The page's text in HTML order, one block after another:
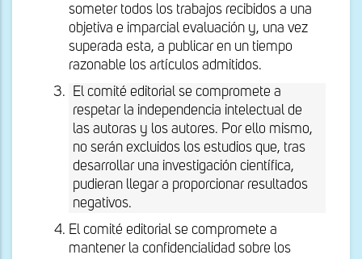
someter todos los trabajos recibidos a una
objetiva e imparcial evaluación y, una vez
superada esta, a publicar en un tiempo
razonable los artículos admitidos.
El comité editorial se compromete a
respetar la independencia intelectual de
las autoras y los autores. Por ello mismo,
no serán excluidos los estudios que, tras
desarrollar una investigación científica,
pudieran llegar a proporcionar resultados
negativos.
El comité editorial se compromete a
mantener la confidencialidad sobre los